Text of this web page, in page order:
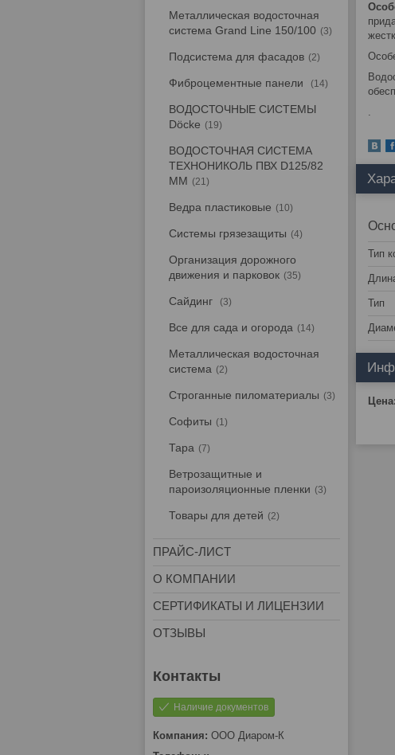
.
Тип
Тип
Цена:
Металлическая водосточная
система Grand Line 150/100
3
Подсистема для фасадов 2
Фиброцементные панели 14
ВОДОСТОЧНЫЕ СИСТЕМЫ
Döcke
19
ВОДОСТОЧНАЯ СИСТЕМА
ТЕХНОНИКОЛЬ ПВХ D125/82
ММ
21
Ведра пластиковые 10
Системы грязезащиты 4
Организация дорожного
движения и парковок
35
Сайдинг 3
Все для сада и огорода 14
Металлическая водосточная
система
2
Строганные пиломатериалы 3
Софиты 1
Тара 7
Ветрозащитные и
пароизоляционные пленки
3
Товары для детей 2
ПРАЙС-ЛИСТ
О КОМПАНИИ
СЕРТИФИКАТЫ И ЛИЦЕНЗИИ
ОТЗЫВЫ
Наличие документов
ООО Диаром-К